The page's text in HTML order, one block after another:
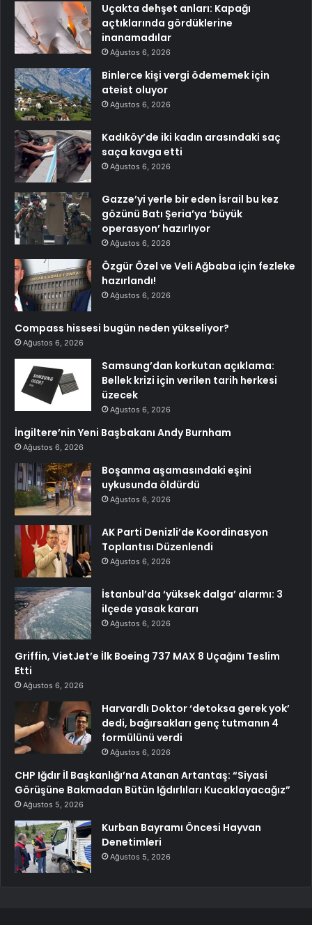
Uçakta dehşet anları: Kapağı
açtıklarında gördüklerine
inanamadılar
Ağustos 6, 2026
Binlerce kişi vergi ödememek için
ateist oluyor
Ağustos 6, 2026
Kadıköy’de iki kadın arasındaki saç
saça kavga etti
Ağustos 6, 2026
Gazze’yi yerle bir eden İsrail bu kez
gözünü Batı Şeria’ya ‘büyük
operasyon’ hazırlıyor
Ağustos 6, 2026
Özgür Özel ve Veli Ağbaba için fezleke
hazırlandı!
Ağustos 6, 2026
Compass hissesi bugün neden yükseliyor?
Ağustos 6, 2026
Samsung’dan korkutan açıklama:
Bellek krizi için verilen tarih herkesi
üzecek
Ağustos 6, 2026
İngiltere’nin Yeni Başbakanı Andy Burnham
Ağustos 6, 2026
Boşanma aşamasındaki eşini
uykusunda öldürdü
Ağustos 6, 2026
AK Parti Denizli’de Koordinasyon
Toplantısı Düzenlendi
Ağustos 6, 2026
İstanbul’da ‘yüksek dalga’ alarmı: 3
ilçede yasak kararı
Ağustos 6, 2026
Griffin, VietJet’e İlk Boeing 737 MAX 8 Uçağını Teslim
Etti
Ağustos 6, 2026
Harvardlı Doktor ‘detoksa gerek yok’
dedi, bağırsakları genç tutmanın 4
formülünü verdi
Ağustos 6, 2026
CHP Iğdır İl Başkanlığı’na Atanan Artantaş: “Siyasi
Görüşüne Bakmadan Bütün Iğdırlıları Kucaklayacağız”
Ağustos 5, 2026
Kurban Bayramı Öncesi Hayvan
Denetimleri
Ağustos 5, 2026